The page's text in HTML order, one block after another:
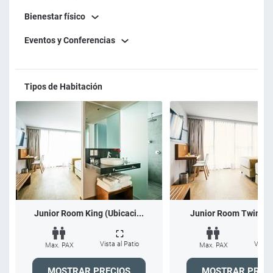
Bienestar físico
Eventos y Conferencias
Tipos de Habitación
Junior Room King (Ubicaci...
Max. PAX Vista al Patio
Junior Room Twin
Max. PAX Vista